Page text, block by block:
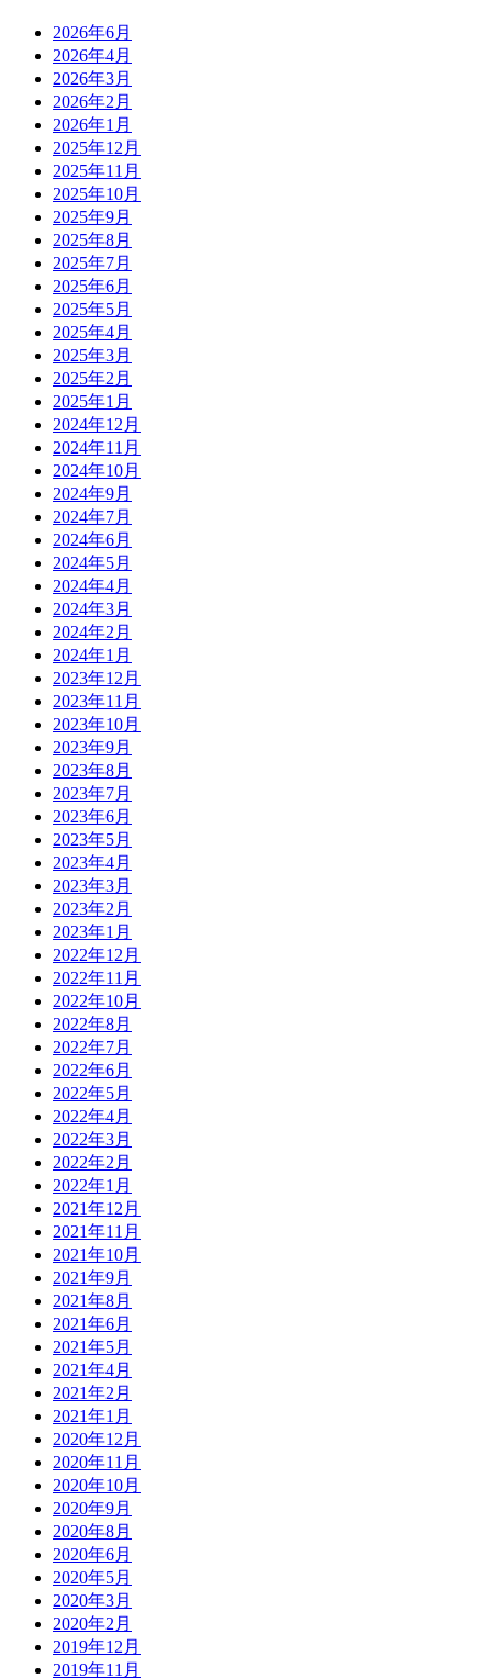
2026年6月
2026年4月
2026年3月
2026年2月
2026年1月
2025年12月
2025年11月
2025年10月
2025年9月
2025年8月
2025年7月
2025年6月
2025年5月
2025年4月
2025年3月
2025年2月
2025年1月
2024年12月
2024年11月
2024年10月
2024年9月
2024年7月
2024年6月
2024年5月
2024年4月
2024年3月
2024年2月
2024年1月
2023年12月
2023年11月
2023年10月
2023年9月
2023年8月
2023年7月
2023年6月
2023年5月
2023年4月
2023年3月
2023年2月
2023年1月
2022年12月
2022年11月
2022年10月
2022年8月
2022年7月
2022年6月
2022年5月
2022年4月
2022年3月
2022年2月
2022年1月
2021年12月
2021年11月
2021年10月
2021年9月
2021年8月
2021年6月
2021年5月
2021年4月
2021年2月
2021年1月
2020年12月
2020年11月
2020年10月
2020年9月
2020年8月
2020年6月
2020年5月
2020年3月
2020年2月
2019年12月
2019年11月